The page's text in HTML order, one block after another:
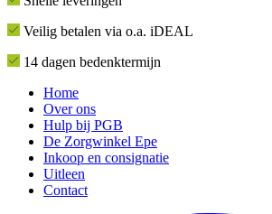
Veilig betalen via o.a. iDEAL
14 dagen bedenktermijn
Home
Over ons
Hulp bij PGB
De Zorgwinkel Epe
Inkoop en consignatie
Uitleen
Contact